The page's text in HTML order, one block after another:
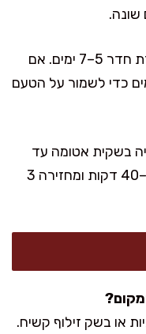
שונה.
• אחסון: בקופסה אטומה בטמפרטורת חדר 5–7 ימים. אם
בבית, אני מעדיפה 4–5 ימים כדי לשמור על הטעם
בשקית אטומה עד
חודשיים. אני מפשירה על השיש 30–40 דקות ומחזירה 3
או בשק זילוף קשיח.